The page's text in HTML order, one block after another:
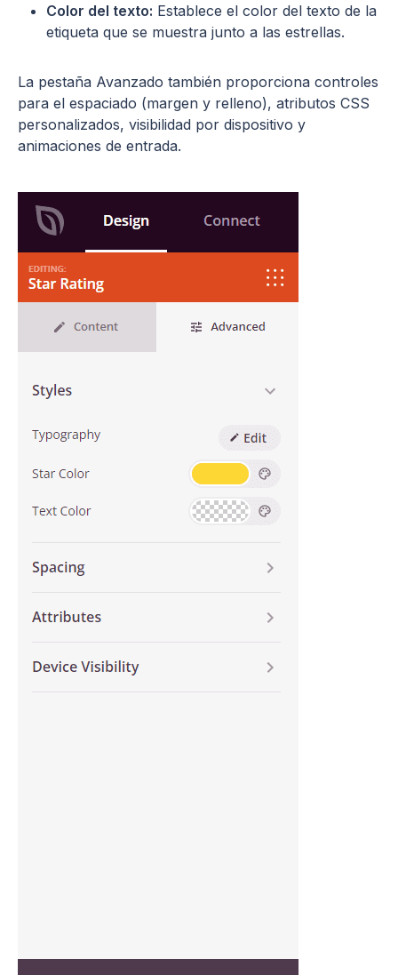
Color del texto: Establece el color del texto de la
etiqueta que se muestra junto a las estrellas.
La pestaña Avanzado también proporciona controles
para el espaciado (margen y relleno), atributos CSS
personalizados, visibilidad por dispositivo y
animaciones de entrada.